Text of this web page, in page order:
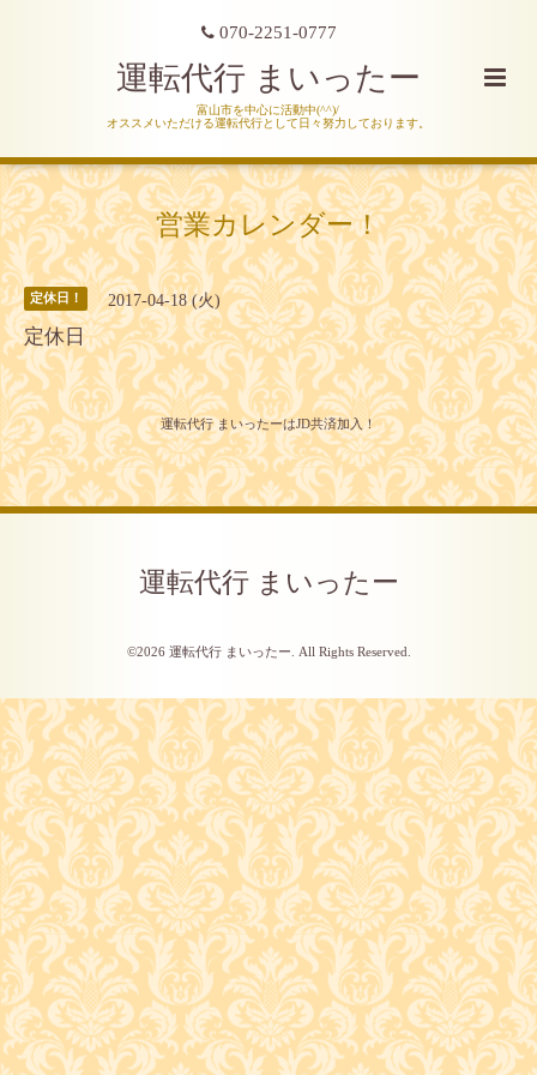
070-2251-0777
運転代行 まいったー
富山市を中心に活動中(^^)/
オススメいただける運転代行として日々努力しております。
営業カレンダー！
定休日！ 2017-04-18 (火)
定休日
運転代行 まいったーはJD共済加入！
運転代行 まいったー
©2026 運転代行 まいったー . All Rights Reserved.